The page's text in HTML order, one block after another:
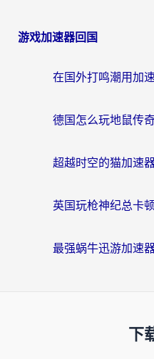
游戏加速器回国
下